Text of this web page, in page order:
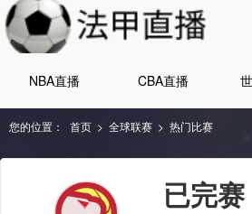
NBA直播 CBA直播
您的位置： 首页 > 全球联赛 > 热门比赛
已完赛